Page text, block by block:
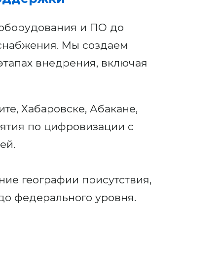
оборудования и ПО до
Мы создаем
внедрения, включая
Хабаровске, Абакане,
по цифровизации с
географии присутствия,
федерального уровня.